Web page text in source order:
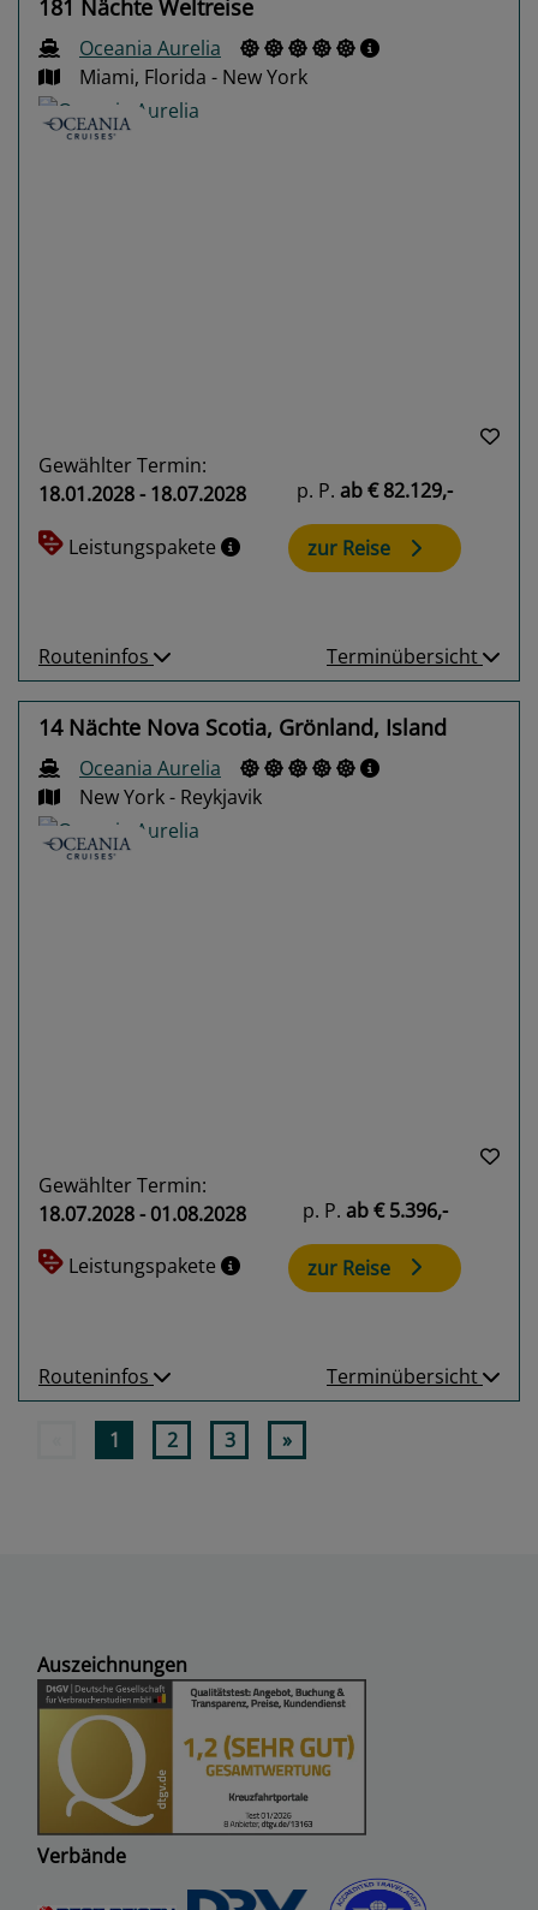
181 Nächte Weltreise
Oceania Aurelia
Miami, Florida - New York
Gewählter Termin:
18.01.2028 - 18.07.2028
Leistungspakete
p. P. ab€ 82.129,-
zur Reise
Routeninfos Terminübersicht
14 Nächte Nova Scotia, Grönland, Island
Oceania Aurelia
New York - Reykjavik
Gewählter Termin:
18.07.2028 - 01.08.2028
Leistungspakete
p. P. ab€ 5.396,-
zur Reise
Routeninfos Terminübersicht
1 2 3 »
Auszeichnungen
Verbände